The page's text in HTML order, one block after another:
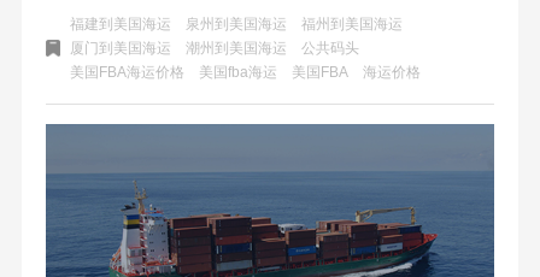
害。美国FBA海运价格变化的大主要是海运舱位的价格，每
一水船的舱位价格变动相应也影响到本周的价格。因此每周
的美国FBA海运价格也跟随每一个船司的船名航次舱位而波
动，每一家美国fba货代公司每周会出一次海运报价表。
福建到美国海运 泉州到美国海运
福州到美国海运
厦门到美国海运
潮州到美国海运
公共码头
美国FBA海运价格
美国fba海运 美国FBA 海运价格